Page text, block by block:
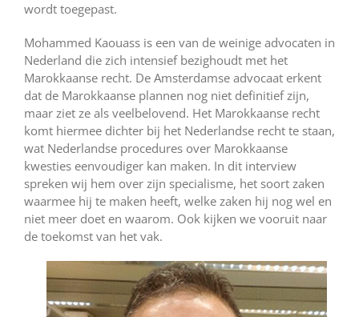
wordt toegepast.
Mohammed Kaouass is een van de weinige advocaten in
Nederland die zich intensief bezighoudt met het
Marokkaanse recht. De Amsterdamse advocaat erkent
dat de Marokkaanse plannen nog niet definitief zijn,
maar ziet ze als veelbelovend. Het Marokkaanse recht
komt hiermee dichter bij het Nederlandse recht te staan,
wat Nederlandse procedures over Marokkaanse
kwesties eenvoudiger kan maken. In dit interview
spreken wij hem over zijn specialisme, het soort zaken
waarmee hij te maken heeft, welke zaken hij nog wel en
niet meer doet en waarom. Ook kijken we vooruit naar
de toekomst van het vak.